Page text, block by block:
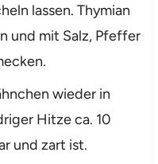
lassen. Thymian
und mit Salz, Pfeffer
wieder in
Hitze ca. 10
und zart ist.